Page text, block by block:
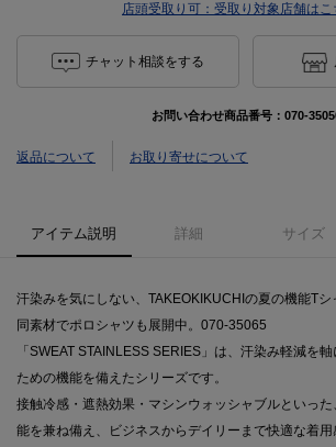
店頭受取り可： 受取り対象店舗はこ
チャット相談をする
お問い合わせ商品番号： 070-
返品について お取り寄せについて
アイテム説明 詳細 サイズ
汗染みを気にしない、TAKEOKIKUCHIの夏の機能Tシ
同素材でポロシャツも展開中。070-35065
「SWEAT STAINLESS SERIES」は、汗染み軽減を
ための機能を備えたシリーズです。
接触冷感・遮熱効果・マシンウォッシャブルといっ
能を兼ね備え、ビジネスからデイリーまで快適な着用